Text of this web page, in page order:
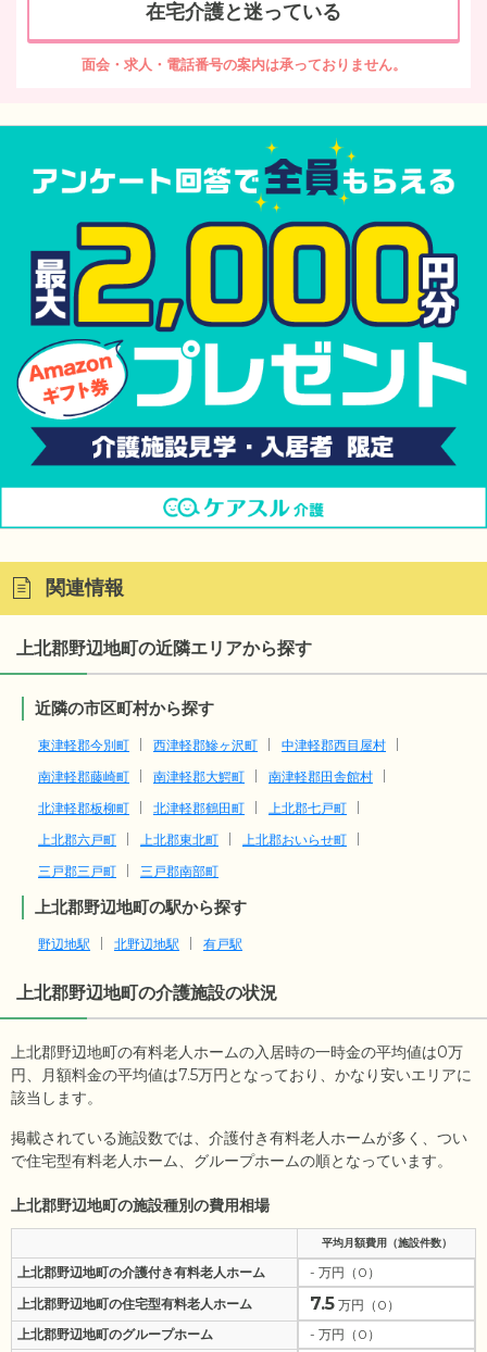
在宅介護と迷っている
面会・求人・電話番号の案内は承っておりません。
関連情報
上北郡野辺地町の近隣エリアから探す
近隣の市区町村から探す
東津軽郡今別町 西津軽郡鰺ヶ沢町
中津軽郡西目屋村
南津軽郡藤崎町
南津軽郡大鰐町
南津軽郡田舎館村
北津軽郡板柳町
北津軽郡鶴田町
上北郡七戸町
上北郡六戸町
上北郡東北町
上北郡おいらせ町
三戸郡三戸町
三戸郡南部町
上北郡野辺地町の駅から探す
野辺地駅 北野辺地駅 有戸駅
上北郡野辺地町の介護施設の状況
上北郡野辺地町の有料老人ホームの入居時の一時金の平均値は0万
円、月額料金の平均値は7.5万円となっており、かなり安いエリアに
該当します。
掲載されている施設数では、介護付き有料老人ホームが多く、つい
で住宅型有料老人ホーム、グループホームの順となっています。
上北郡野辺地町の施設種別の費用相場
平均月額費用（施設件数）
上北郡野辺地町の介護付き有料老人ホーム
- 万円（0）
上北郡野辺地町の住宅型有料老人ホーム
7.5 万円（0）
上北郡野辺地町のグループホーム
- 万円（0）